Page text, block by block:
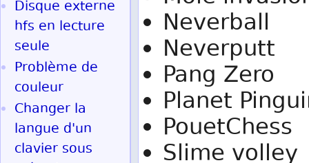
Neverball
Neverputt
Pang Zero
Planet
PouetChess
Slime volley
Disque externe
hfs en lecture
seule
Problème de
couleur
Changer la
langue d'un
clavier sous